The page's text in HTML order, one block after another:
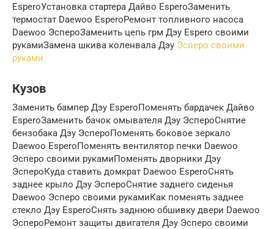
EsperoУстановка стартера Дайво EsperoЗаменить
термостат Daewoo EsperoРемонт топливного насоса
Daewoo ЭспероЗаменить цепь грм Дэу Espero своими
рукамиЗамена шкива коленвала Дэу Эсперо своими
руками
Кузов
Заменить бампер Дэу EsperoПоменять бардачек Дайво
EsperoЗаменить бачок омывателя Дэу ЭспероСнятие
бензобака Дэу ЭспероПоменять боковое зеркало
Daewoo EsperoПоменять вентилятор печки Daewoo
Эсперо своими рукамиПоменять дворники Дэу
ЭспероКуда ставить домкрат Daewoo EsperoСнять
заднее крыло Дэу ЭспероСнятие заднего сиденья
Daewoo Эсперо своими рукамиКак поменять заднее
стекло Дэу EsperoСнять заднюю обшивку двери Daewoo
ЭспероРемонт защиты двигателя Дэу Эсперо своими